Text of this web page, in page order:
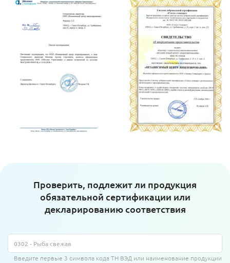
Проверить, подлежит ли продукция
обязательной сертификации или
декларированию соответствия
Введите первые 3 символа кода ТН ВЭД или наименование продукции